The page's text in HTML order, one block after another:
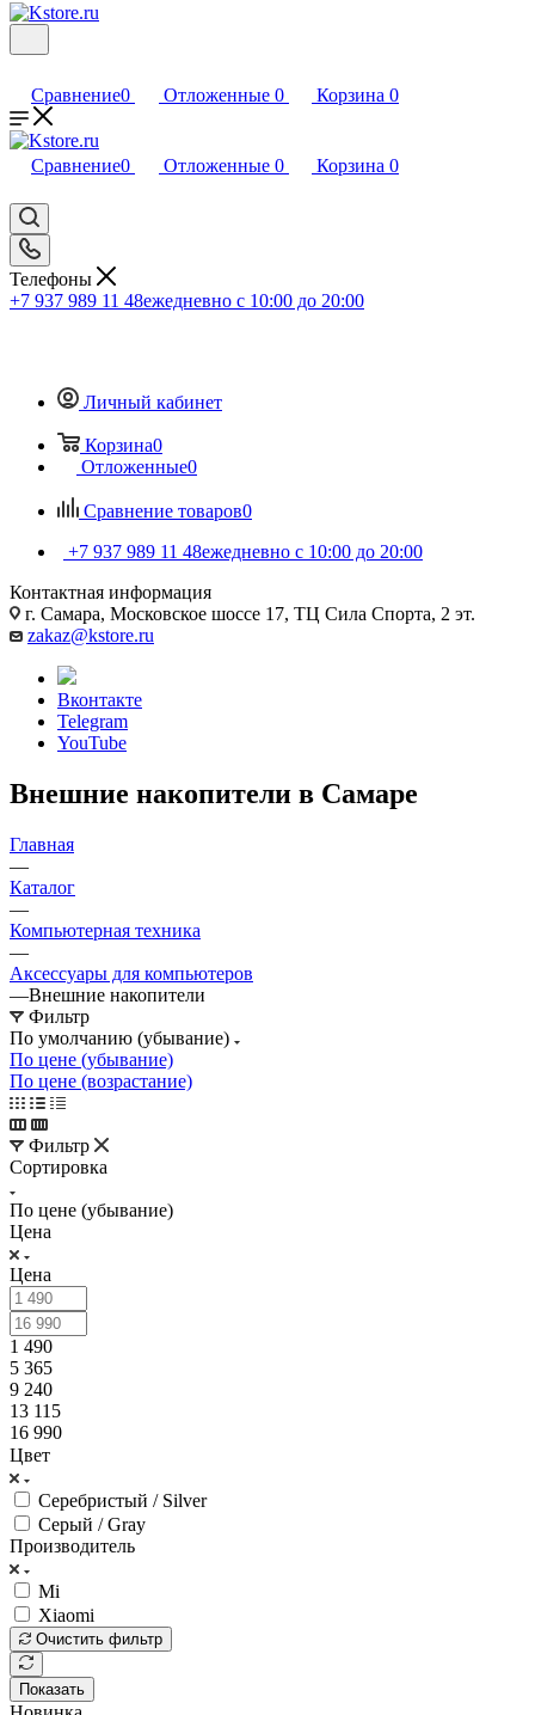
Сравнение0 Отложенные 0 Корзина 0
Сравнение0 Отложенные 0 Корзина 0
Телефоны
+7 937 989 11 48ежедневно с 10:00 до 20:00
Личный кабинет
Корзина0
Отложенные0
Сравнение товаров0
+7 937 989 11 48ежедневно с 10:00 до 20:00
Контактная информация
г. Самара, Московское шоссе 17, ТЦ Сила Спорта, 2 эт.
zakaz@kstore.ru
Вконтакте
Telegram
YouTube
Внешние накопители в Самаре
Главная
—
Каталог
—
Компьютерная техника
—
Аксессуары для компьютеров
—Внешние накопители
Фильтр
По умолчанию (убывание)
По цене (убывание)
По цене (возрастание)
Фильтр
Сортировка
По цене (убывание)
Цена
Цена
1 490
5 365
9 240
13 115
16 990
Цвет
Серебристый / Silver
Серый / Gray
Производитель
Mi
Xiaomi
Очистить фильтр
Показать